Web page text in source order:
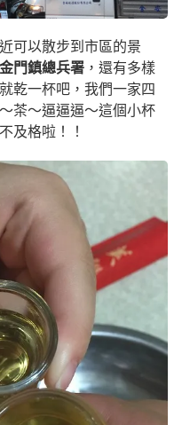
可以散步到市區的景
門鎮總兵署 ，還有多樣
乾一杯吧，我們一家四
茶～逼逼逼～這個小杯
及格啦！！